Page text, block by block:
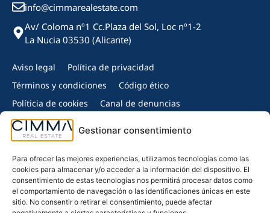
Gestionar consentimiento
Para ofrecer las mejores experiencias, utilizamos tecnologías como las
cookies para almacenar y/o acceder a la información del dispositivo. El
consentimiento de estas tecnologías nos permitirá procesar datos como
el comportamiento de navegación o las identificaciones únicas en este
sitio. No consentir o retirar el consentimiento, puede afectar
info@cimmarealestate.com
Av/ Coloma nº1 Cc.Plaza del Sol, Loc nº1-2
La Nucia 03530 (Alicante)
Aviso legal
Política de privacidad
Términos y condiciones
Código ético
Políticia de cookies
Canal de denuncias
Copyright © 2024 Cimma Real Estate - Todos los derechos
reservados.
Miembro de: